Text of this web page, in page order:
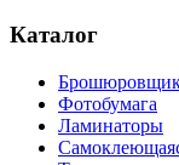
Каталог
Фотобумага
Ламинаторы